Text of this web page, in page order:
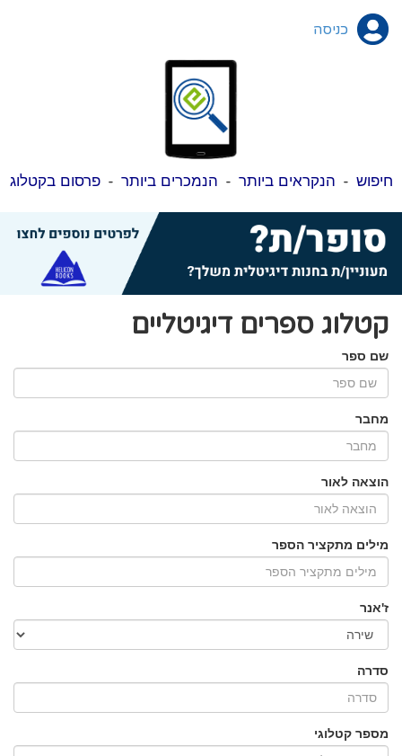
כניסה
חיפוש - הנקראים ביותר - הנמכרים ביותר -פרסום בקטלוג
קטלוג ספרים דיגיטליים
שם ספר
מחבר
הוצאה לאור
מילים מתקציר הספר
ז'אנר
סדרה
מספר קטלוגי